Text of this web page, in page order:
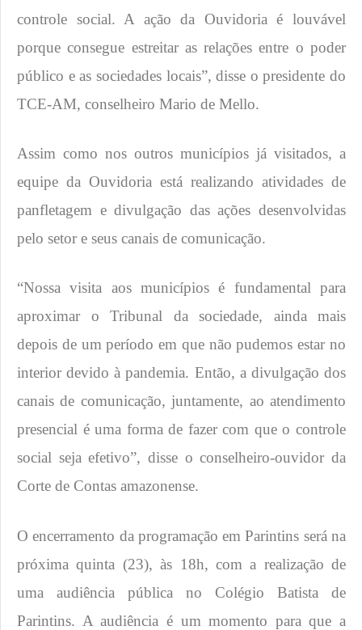
controle social. A ação da Ouvidoria é louvável
porque consegue estreitar as relações entre o poder
público e as sociedades locais”, disse o presidente do
TCE-AM, conselheiro Mario de Mello.
Assim como nos outros municípios já visitados, a
equipe da Ouvidoria está realizando atividades de
panfletagem e divulgação das ações desenvolvidas
pelo setor e seus canais de comunicação.
“Nossa visita aos municípios é fundamental para
aproximar o Tribunal da sociedade, ainda mais
depois de um período em que não pudemos estar no
interior devido à pandemia. Então, a divulgação dos
canais de comunicação, juntamente, ao atendimento
presencial é uma forma de fazer com que o controle
social seja efetivo”, disse o conselheiro-ouvidor da
Corte de Contas amazonense.
O encerramento da programação em Parintins será na
próxima quinta (23), às 18h, com a realização de
uma audiência pública no Colégio Batista de
Parintins. A audiência é um momento para que a